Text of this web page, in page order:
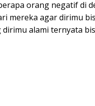
orang negatif di
mereka agar dirimu
alami ternyata